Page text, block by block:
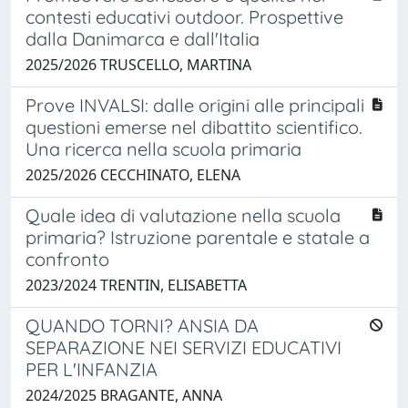
contesti educativi outdoor. Prospettive
dalla Danimarca e dall'Italia
2025/2026 TRUSCELLO, MARTINA
Prove INVALSI: dalle origini alle principali
questioni emerse nel dibattito scientifico.
Una ricerca nella scuola primaria
2025/2026 CECCHINATO, ELENA
Quale idea di valutazione nella scuola
primaria? Istruzione parentale e statale a
confronto
2023/2024 TRENTIN, ELISABETTA
QUANDO TORNI? ANSIA DA
SEPARAZIONE NEI SERVIZI EDUCATIVI
PER L'INFANZIA
2024/2025 BRAGANTE, ANNA